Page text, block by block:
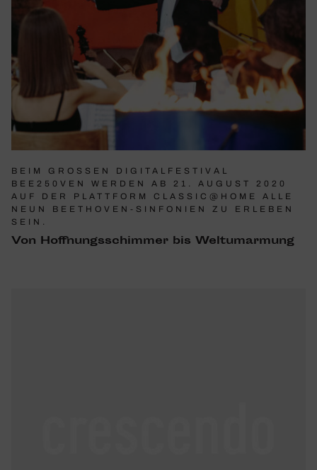
BEIM GROSSEN DIGITALFESTIVAL B
EE250VEN WERDEN AB 21. AUGUST 2020 A
UF DER PLATTFORM CLASSIC@HOME ALLE N
EUN BEETHOVEN-SINFONIEN ZU ERLEBEN S
EIN.
Von Hoff­nungs­schimmer bis Welt­um­ar­mung